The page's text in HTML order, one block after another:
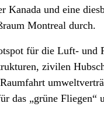
Kanada und eine
Montreal durch.
für die Luft- und
zivilen
das „grüne